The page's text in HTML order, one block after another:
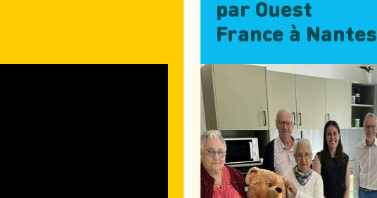
par Ouest
France à Nantes